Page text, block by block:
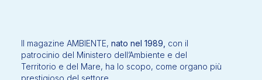
Il magazine AMBIENTE, nato nel 1989, con il
patrocinio del Ministero dell’Ambiente e del
Territorio e del Mare, ha lo scopo, come organo più